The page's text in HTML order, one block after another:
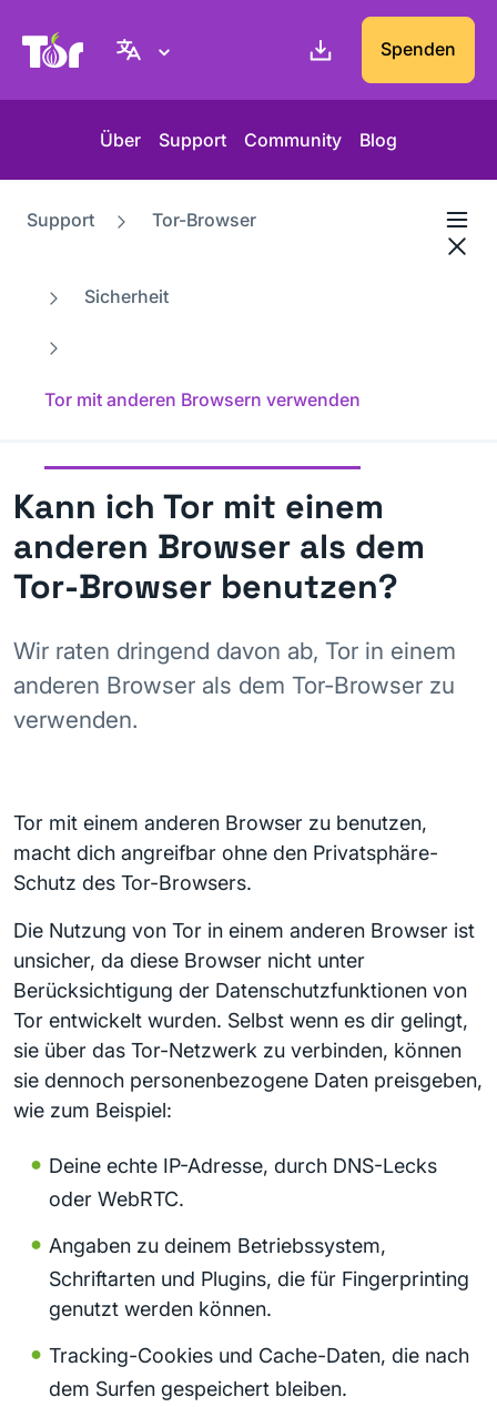
Tor-Projekt Webseite Spenden
Über Support Community Blog
Support Tor-Browser
Sicherheit
Tor mit anderen Browsern verwenden
Kann ich Tor mit einem
anderen Browser als dem
Tor-Browser benutzen?
Wir raten dringend davon ab, Tor in einem
anderen Browser als dem Tor-Browser zu
verwenden.
Tor mit einem anderen Browser zu benutzen,
macht dich angreifbar ohne den Privatsphäre-
Schutz des Tor-Browsers.
Die Nutzung von Tor in einem anderen Browser ist
unsicher, da diese Browser nicht unter
Berücksichtigung der Datenschutzfunktionen von
Tor entwickelt wurden. Selbst wenn es dir gelingt,
sie über das Tor-Netzwerk zu verbinden, können
sie dennoch personenbezogene Daten preisgeben,
wie zum Beispiel:
Deine echte IP-Adresse, durch DNS-Lecks
oder WebRTC.
Angaben zu deinem Betriebssystem,
Schriftarten und Plugins, die für Fingerprinting
genutzt werden können.
Tracking-Cookies und Cache-Daten, die nach
dem Surfen gespeichert bleiben.